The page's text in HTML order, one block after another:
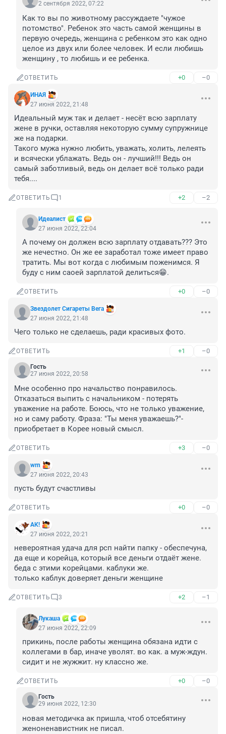
2 сентября 2022, 07:22
Как то вы по животному рассуждаете "чужое
потомство". Ребенок это часть самой женщины в
первую очередь, женщина с ребенком это как одно
целое из двух или более человек. И если любишь
женщину , то любишь и ее ребенка.
ОТВЕТИТЬ +0 –0
ИНАЯ
27 июня 2022, 21:48
Идеальный муж так и делает - несёт всю зарплату
жене в ручки, оставляя некоторую сумму супружнице
же на подарки.
Такого мужа нужно любить, уважать, холить, лелеять
и всячески ублажать. Ведь он - лучший!!! Ведь он
самый заботливый, ведь он делает всё только ради
тебя....
ОТВЕТИТЬ 1 +2 –2
Идеалист
27 июня 2022, 22:04
А почему он должен всю зарплату отдавать??? Это
же нечестно. Он же ее заработал тоже имеет право
тратить. Мы вот когда с любимым поженимся. Я
буду с ним саоей зарплатой делиться😁.
ОТВЕТИТЬ +0 –0
Звездолет Сигареты Вега
27 июня 2022, 21:48
Чего только не сделаешь, ради красивых фото.
ОТВЕТИТЬ +1 –0
Гость
27 июня 2022, 20:58
Мне особенно про начальство понравилось.
Отказаться выпить с начальником - потерять
уважение на работе. Боюсь, что не только уважение,
но и саму работу. Фраза: "Ты меня уважаешь?"-
приобретает в Корее новый смысл.
ОТВЕТИТЬ +3 –0
wrn
27 июня 2022, 20:43
пусть будут счастливы
ОТВЕТИТЬ +0 –0
АК!
27 июня 2022, 20:21
невероятная удача для рсп найти папку - обеспечуна,
да еще и корейца, который все деньги отдаёт жене.
беда с этими корейцами. каблуки же.
только каблук доверяет деньги женщине
ОТВЕТИТЬ 3 +2 –1
Лукашa
27 июня 2022, 22:09
прикинь, после работы женщина обязана идти с
коллегами в бар, иначе уволят. во как. а муж-ждун.
сидит и не жужжит. ну классно же.
ОТВЕТИТЬ +0 –0
Гость
29 июня 2022, 12:30
новая методичка ак пришла, чтоб отсебятину
женоненавистник не писал.